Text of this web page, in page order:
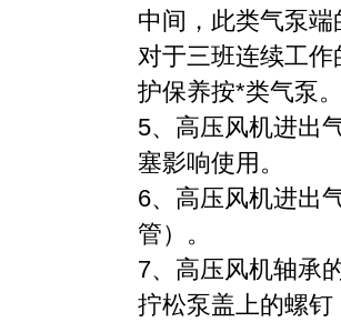
中间，此类气泵
对于三班连续工
护保养按*类气泵
5、高压风机进出
塞影响使用。
6、高压风机进出
管）。
7、高压风机轴承
拧松泵盖上的螺